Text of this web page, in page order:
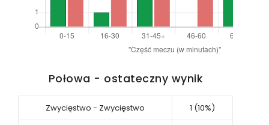
Połowa - ostateczny wynik
Zwycięstwo - Zwycięstwo 1 (10%)